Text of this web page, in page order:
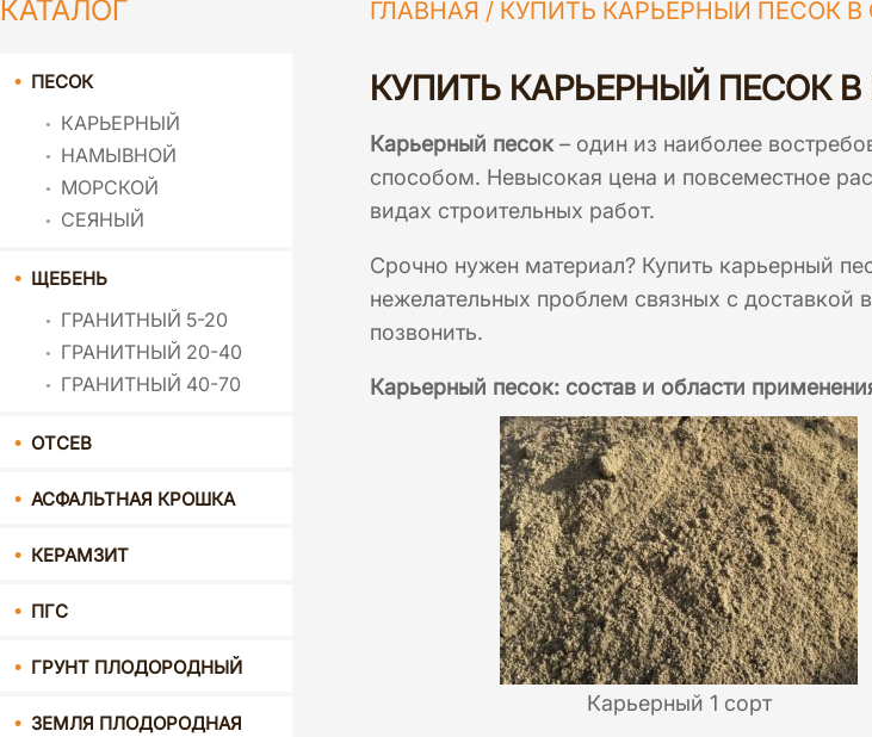
ГЛАВНАЯ / КУПИТЬ КАРЬЕРНЫЙ ПЕСОК В
КУПИТЬ КАРЬЕРНЫЙ ПЕСОК
Карьерный песок– один из наиболее
способом. Невысокая цена и повсеместное
видах строительных работ.
Срочно нужен материал? Купить карьерный
нежелательных проблем связных с доставкой
позвонить.
Карьерный песок: состав и области
Карьерный 1 сорт
КАТАЛОГ
ПЕСОК
КАРЬЕРНЫЙ
НАМЫВНОЙ
МОРСКОЙ
СЕЯНЫЙ
ЩЕБЕНЬ
ГРАНИТНЫЙ 5-20
ГРАНИТНЫЙ 20-40
ГРАНИТНЫЙ 40-70
ОТСЕВ
АСФАЛЬТНАЯ КРОШКА
КЕРАМЗИТ
ПГС
ГРУНТ ПЛОДОРОДНЫЙ
ЗЕМЛЯ ПЛОДОРОДНАЯ